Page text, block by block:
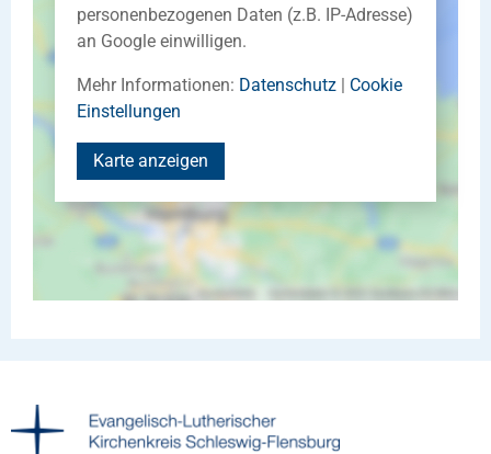
personenbezogenen Daten (z.B. IP-Adresse)
an Google einwilligen.
Mehr Informationen: Datenschutz | Cookie
Einstellungen
Karte anzeigen